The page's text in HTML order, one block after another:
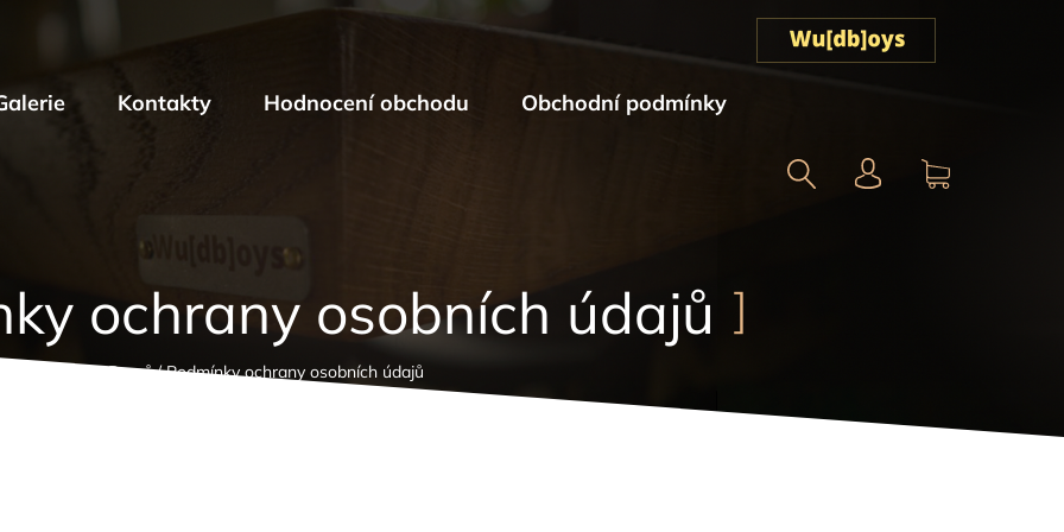
Kontakty Hodnocení obchodu Obchodní podmínky
Domů/ Podmínky ochrany osobních údajů
ochrany osobních údajů